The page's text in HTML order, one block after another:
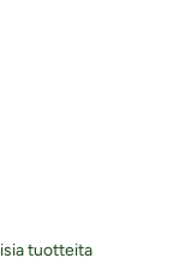
tuotteita